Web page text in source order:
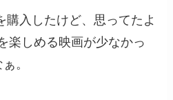
購入したけど、思ってたよ
楽しめる映画が少なかっ
。